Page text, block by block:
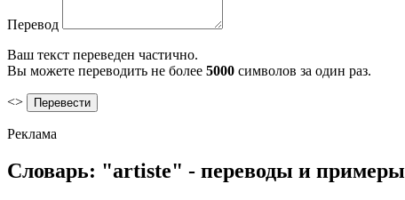
Перевод
Ваш текст переведен частично.
Вы можете переводить не более 5000 символов за один раз.
<>
Реклама
Словарь: "artiste" - переводы и примеры